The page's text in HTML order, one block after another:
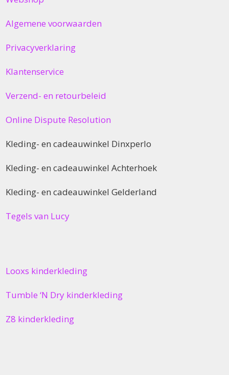
Algemene voorwaarden
Privacyverklaring
Klantenservice
Verzend- en retourbeleid
Online Dispute Resolution
Kleding- en cadeauwinkel Dinxperlo
Kleding- en cadeauwinkel Achterhoek
Kleding- en cadeauwinkel Gelderland
Tegels van Lucy
Looxs kinderkleding
Tumble ‘N Dry kinderkleding
Z8 kinderkleding